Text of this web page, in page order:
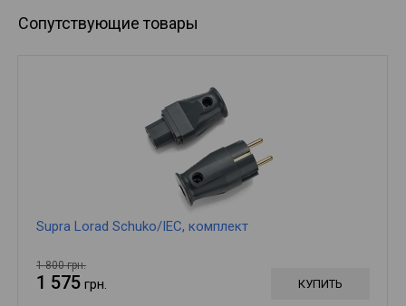
Сопутствующие товары
Supra Lorad Schuko/IEC, комплект
1 800 грн.
1 575 грн. КУПИТЬ